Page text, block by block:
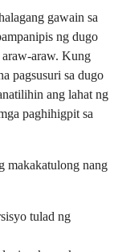
gawain sa
ng dugo
araw-araw. Kung
pagsusuri sa dugo
ang lahat ng
paghihigpit sa
makakatulong nang
tulad ng